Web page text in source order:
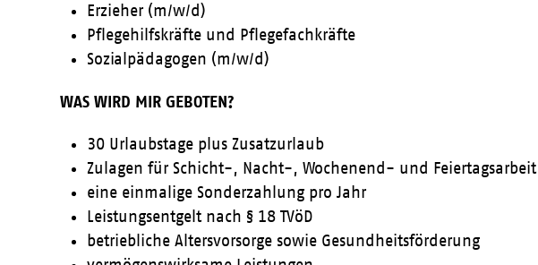
Erzieher (m/w/d)
Pflegehilfskräfte und Pflegefachkräfte
Sozialpädagogen (m/w/d)
WAS WIRD MIR GEBOTEN?
30 Urlaubstage plus Zusatzurlaub
Zulagen für Schicht-, Nacht-, Wochenend- und Feiertagsarbeit
eine einmalige Sonderzahlung pro Jahr
Leistungsentgelt nach § 18 TVöD
betriebliche Altersvorsorge sowie Gesundheitsförderung